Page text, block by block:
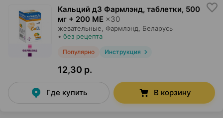
Кальций д3 Фармлэнд, таблетки, 500
мг + 200 МЕ ×30
жевательные, Фармлэнд , Беларусь
• без рецепта
Популярно Инструкция
12,30 р.
Где купить В корзину